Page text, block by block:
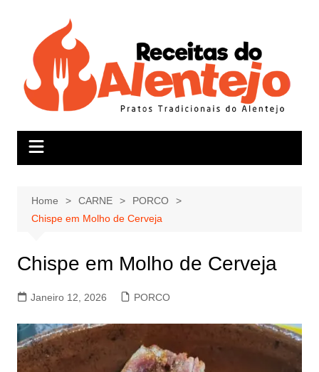
Home CARNE
PORCO
Chispe em Molho de Cerveja
Chispe em Molho de Cerveja
Janeiro 12, 2026 PORCO